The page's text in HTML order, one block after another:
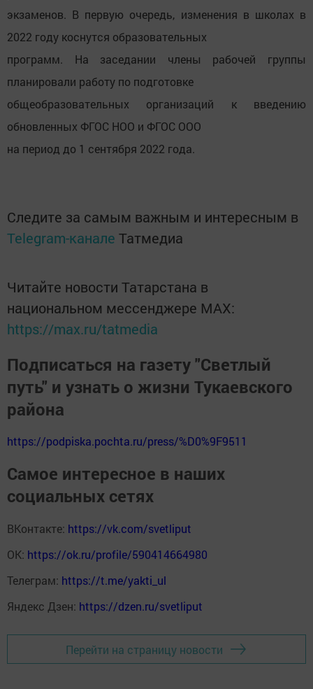
экзаменов. В первую очередь, изменения в школах в
2022 году коснутся образовательных
программ. На заседании члены рабочей группы
планировали работу по подготовке
общеобразовательных организаций к введению
обновленных ФГОС НОО и ФГОС ООО
на период до 1 сентября 2022 года.
Следите за самым важным и интересным в
Telegram-канале Татмедиа
Читайте новости Татарстана в
национальном мессенджере MАХ:
https://max.ru/tatmedia
Подписаться на газету "Светлый
путь" и узнать о жизни Тукаевского
района
https://podpiska.pochta.ru/press/%D0%9F9511
Самое интересное в наших
социальных сетях
ВКонтакте: https://vk.com/svetliput
ОК: https://ok.ru/profile/590414664980
Телеграм: https://t.me/yakti_ul
Яндекс Дзен: https://dzen.ru/svetliput
Перейти на страницу новости